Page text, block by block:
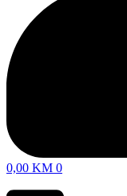
0,00 KM 0